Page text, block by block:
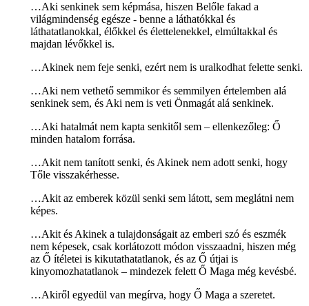
…Aki senkinek sem képmása, hiszen Belőle fakad a
világmindenség egésze - benne a láthatókkal és
láthatatlanokkal, élőkkel és élettelenekkel, elmúltakkal és
majdan lévőkkel is.
…Akinek nem feje senki, ezért nem is uralkodhat felette senki.
…Aki nem vethető semmikor és semmilyen értelemben alá
senkinek sem, és Aki nem is veti Önmagát alá senkinek.
…Aki hatalmát nem kapta senkitől sem – ellenkezőleg: Ő
minden hatalom forrása.
…Akit nem tanított senki, és Akinek nem adott senki, hogy
Tőle visszakérhesse.
…Akit az emberek közül senki sem látott, sem meglátni nem
képes.
…Akit és Akinek a tulajdonságait az emberi szó és eszmék
nem képesek, csak korlátozott módon visszaadni, hiszen még
az Ő ítéletei is kikutathatatlanok, és az Ő útjai is
kinyomozhatatlanok – mindezek felett Ő Maga még kevésbé.
…Akiről egyedül van megírva, hogy Ő Maga a szeretet.